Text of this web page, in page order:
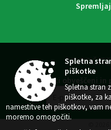
Želite ostati obveščeni in
Spletna
piškotke
Spletna stran
piškotke, za
namestitve teh piškotkov, vam
moremo omogočiti.